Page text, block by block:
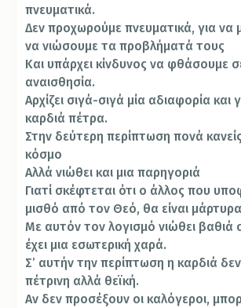
πνευματικά.
Δεν προχωρούμε πνευματικά, για να
να νιώσουμε τα προβλήματά τους
Και υπάρχει κίνδυνος να φθάσουμε
αναισθησία.
Αρχίζει σιγά-σιγά μία αδιαφορία και
καρδιά πέτρα.
Στην δεύτερη περίπτωση πονά
κόσμο
Αλλά νιώθει και μια παρηγοριά
Γιατί σκέφτεται ότι ο άλλος που
μισθό από τον Θεό, θα είναι
Με αυτόν τον λογισμό νιώθει βαθιά
έχει μια εσωτερική χαρά.
Σ’ αυτήν την περίπτωση η καρδιά δεν
πέτρινη αλλά θεϊκή.
Αν δεν προσέξουν οι καλόγεροι,